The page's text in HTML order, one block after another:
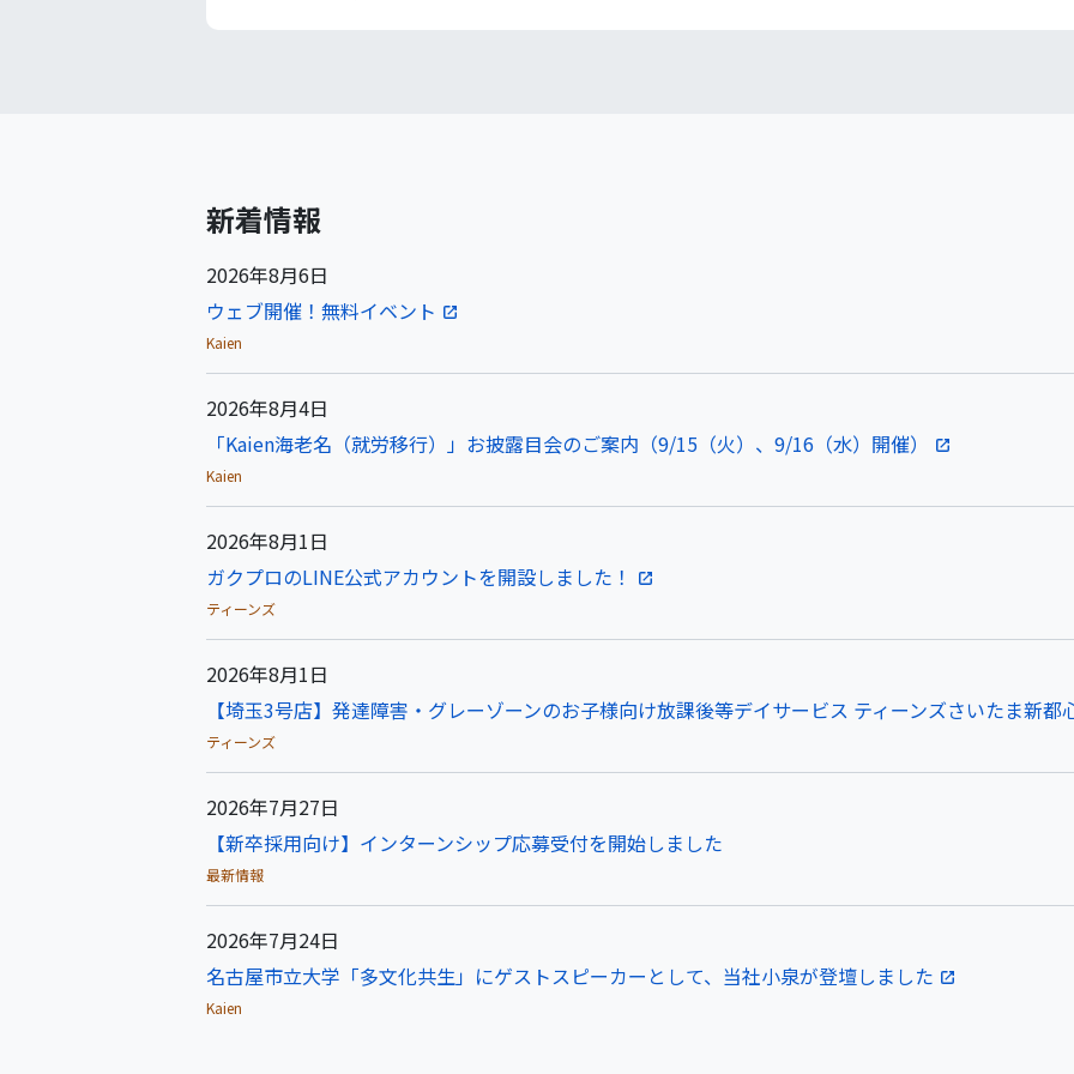
新着情報
2026年8月6日
ウェブ開催！無料イベント
Kaien
2026年8月4日
「Kaien海老名（就労移行）」お披露目会のご案内（9/15（火）、9/16（水）開催）
Kaien
2026年8月1日
ガクプロのLINE公式アカウントを開設しました！
ティーンズ
2026年8月1日
【埼玉3号店】発達障害・グレーゾーンのお子様向け放課後等デイサービス ティーンズさいたま新都
ティーンズ
2026年7月27日
【新卒採用向け】インターンシップ応募受付を開始しました
最新情報
2026年7月24日
名古屋市立大学「多文化共生」にゲストスピーカーとして、当社小泉が登壇しました
Kaien